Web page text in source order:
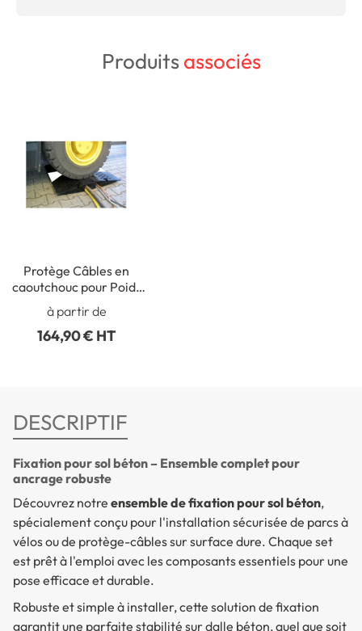
Produitsassociés
Protège Câbles en
caoutchouc pour Poids
à partir de
164,90 € HT
DESCRIPTIF
Fixation pour sol béton – Ensemble complet pour
ancrage robuste
Découvrez notre ensemble de fixation pour sol béton,
spécialement conçu pour l'installation sécurisée de parcs à
vélos ou de protège-câbles sur surface dure. Chaque set
est prêt à l'emploi avec les composants essentiels pour une
pose efficace et durable.
Robuste et simple à installer, cette solution de fixation
garantit une parfaite stabilité sur dalle béton, quel que soit